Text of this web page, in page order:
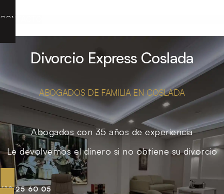
CONTACTO
Divorcio Express Coslada
ABOGADOS DE FAMILIA EN COSLADA
Abogados con 35 años de experiencia
Le devolvemos el dinero si no obtiene su divorcio
619 25 60 05